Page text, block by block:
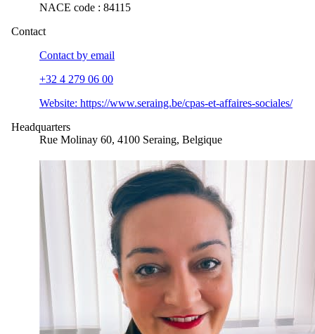
NACE code : 84115
Contact
Contact by email
+32 4 279 06 00
Website: https://www.seraing.be/cpas-et-affaires-sociales/
Headquarters
Rue Molinay 60, 4100 Seraing, Belgique